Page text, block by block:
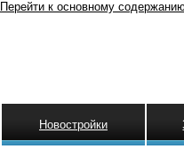
Перейти к основному
Новостройки